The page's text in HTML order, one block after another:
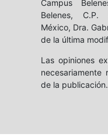
Campus
Belenes, C.P.
México, Dra.
de la última
Las opiniones
de la publicación.